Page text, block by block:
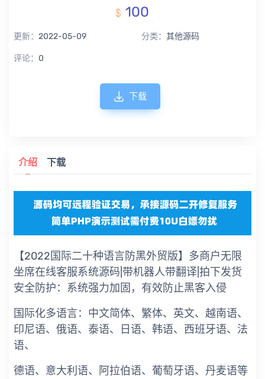
100
更新： 2022-05-09 分类： 其他源码
评论： 0
下载
介绍 下载
【2022国际二十种语言防黑外贸版】多商户无限
坐席在线客服系统源码|带机器人带翻译|拍下发货
安全防护：系统强力加固，有效防止黑客入侵
国际化多语言：中文简体、繁体、英文、越南语、
印尼语、俄语、泰语、日语、韩语、西班牙语、法
语、
德语、意大利语、阿拉伯语、葡萄牙语、丹麦语等